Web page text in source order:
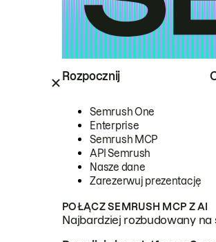
Rozpocznij
Semrush One
Enterprise
Semrush MCP
API Semrush
Nasze dane
Zarezerwuj prezentację
POŁĄCZ SEMRUSH MCP Z AI
Najbardziej rozbudowany